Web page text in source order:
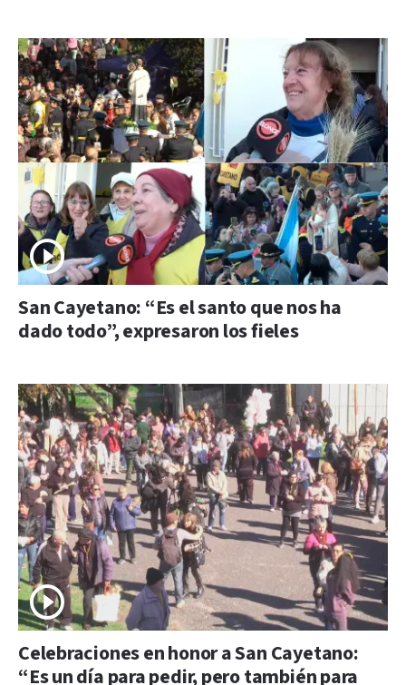
San Cayetano: “Es el santo que nos ha
dado todo”, expresaron los fieles
Celebraciones en honor a San Cayetano:
“Es un día para pedir, pero también para